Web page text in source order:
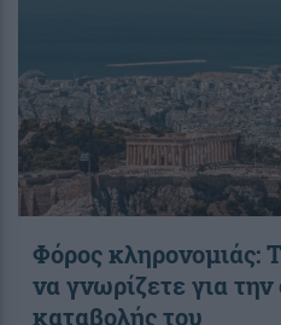
Φόρος κληρονομιάς:
να γνωρίζετε για
καταβολής του